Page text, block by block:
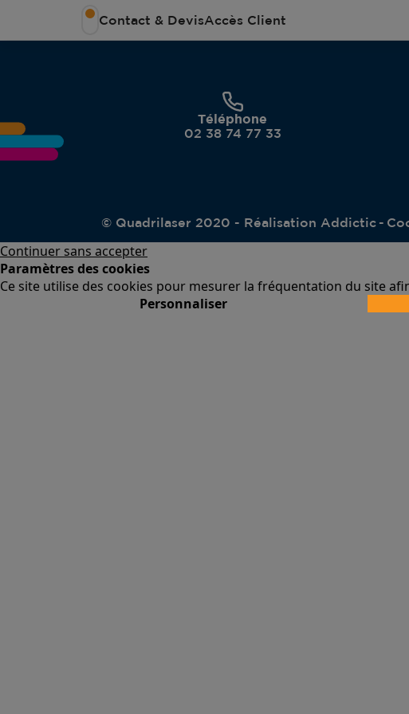
Contact & DevisAccès Client
Téléphone
02 38 74 77 33
© Quadrilaser 2020 - Réalisation Addictic